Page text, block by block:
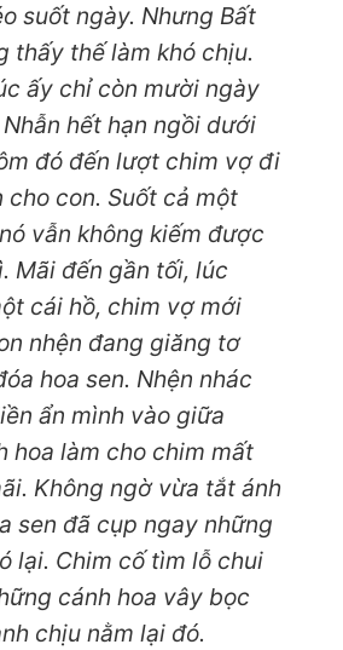
suốt ngày. Nhưng Bất
thấy thế làm khó chịu.
ấy chỉ còn mười ngày
hết hạn ngồi dưới
đó đến lượt chim vợ đi
cho con. Suốt cả một
vẫn không kiếm được
Mãi đến gần tối, lúc
cái hồ, chim vợ mới
nhện đang giăng tơ
hoa sen. Nhện nhác
ẩn mình vào giữa
hoa làm cho chim mất
Không ngờ vừa tắt ánh
sen đã cụp ngay những
lại. Chim cố tìm lỗ chui
cánh hoa vây bọc
chịu nằm lại đó.